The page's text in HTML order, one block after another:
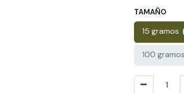
TAMAÑO
15 gramos
100 gramos